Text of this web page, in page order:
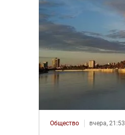
Общество вчера, 21:53